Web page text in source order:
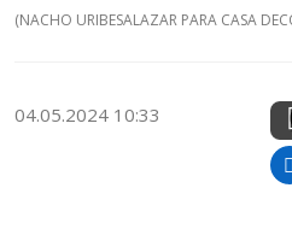
(NACHO URIBESALAZAR PARA CASA
04.05.2024 10:33